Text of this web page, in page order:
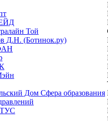
Той
Д.Н. (Ботинок.ру)
Дом Сфера образования